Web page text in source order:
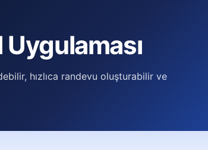
hızlıca randevu oluşturabilir ve